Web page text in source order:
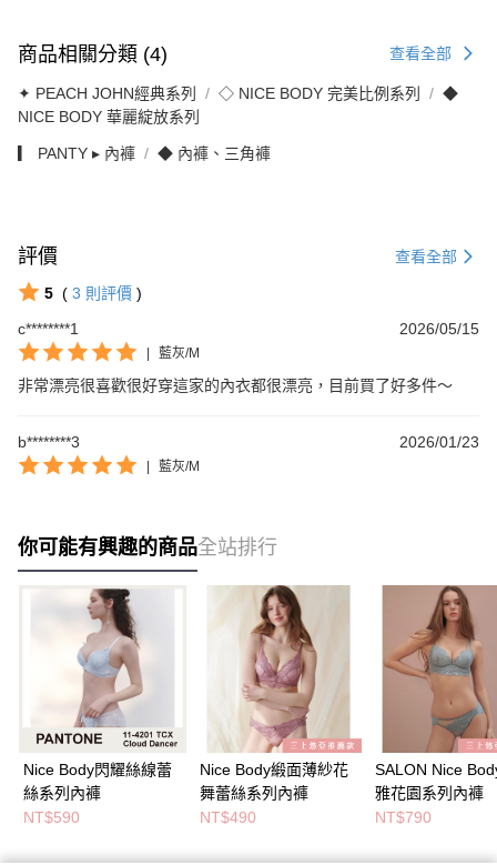
商品相關分類 (4) 查看全部
✦ PEACH JOHN經典系列 ◇ NICE BODY 完美比例系列
◆
NICE BODY 華麗綻放系列
▎ PANTY ▸ 內褲 ◆ 內褲、三角褲
評價 查看全部
5 ( 3 則評價 )
c********1
2026/05/15
藍灰/M
非常漂亮很喜歡很好穿這家的內衣都很漂亮，目前買了好多件～
b********3 2026/01/23
藍灰/M
你可能有興趣的商品全站排行
Nice Body閃耀絲線蕾
絲系列內褲
NT$590
Nice Body緞面薄紗花
舞蕾絲系列內褲
NT$490
SALON Nice
雅花園系列內褲
NT$790